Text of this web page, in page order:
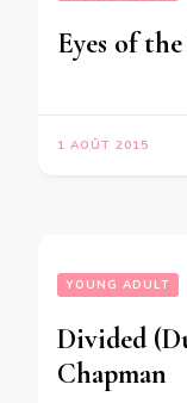
Eyes of
1 AOÛT 2015
YOUNG ADULT
Divided
Chapman